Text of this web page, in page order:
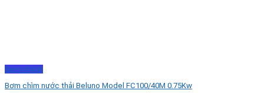
Xem nhanh
Bơm chìm nước thải Beluno Model FC100/40M 0.75Kw